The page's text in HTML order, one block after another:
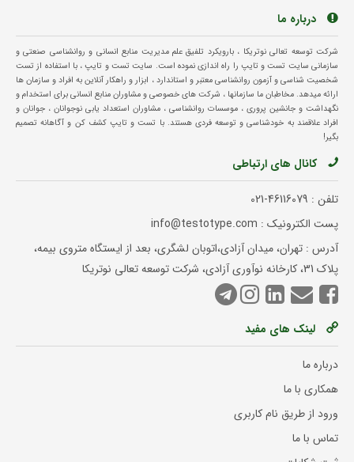
درباره ما
شرکت توسعه تعالی نوتریکا ، بارویکرد تلفیق علم مدیریت منابع انسانی و روانشناسی صنعتی و
سازمانی سایت تست و تایپ را راه اندازی نموده است. سایت تست و تایپ ، با استفاده از تست
شخصیت شناسی و آزمون روانشناسی معتبر و استاندارد ، ابزار و راهکار آنلاین به افراد و سازمان ها
ارائه میدهد. مخاطبان ما سازمانها ، شرکت های خصوصی و مشاوران منابع انسانی برای استخدام و
نگهداشت و جانشین پروری ، موسسات روانشناسی ، مشاوران استعداد یابی نوجوانان ، جوانان و
افراد علاقمند به خودشناسی و توسعه فردی هستند. با تست و تایپ کشف کن و آگاهانه تصمیم
بگیر!
کانال های ارتباطی
تلفن : 021-46116079
پست الکترونیک : info@testotype.com
آدرس : تهران، میدان آزادی،اتوبان لشگری، بعد از ایستگاه متروی بیمه،
پلاک 31، کارخانه نوآوری آزادی، شرکت توسعه تعالی نوتریکا
لینک های مفید
درباره ما
همکاری با ما
ورود از طریق نام کاربری
تماس با ما